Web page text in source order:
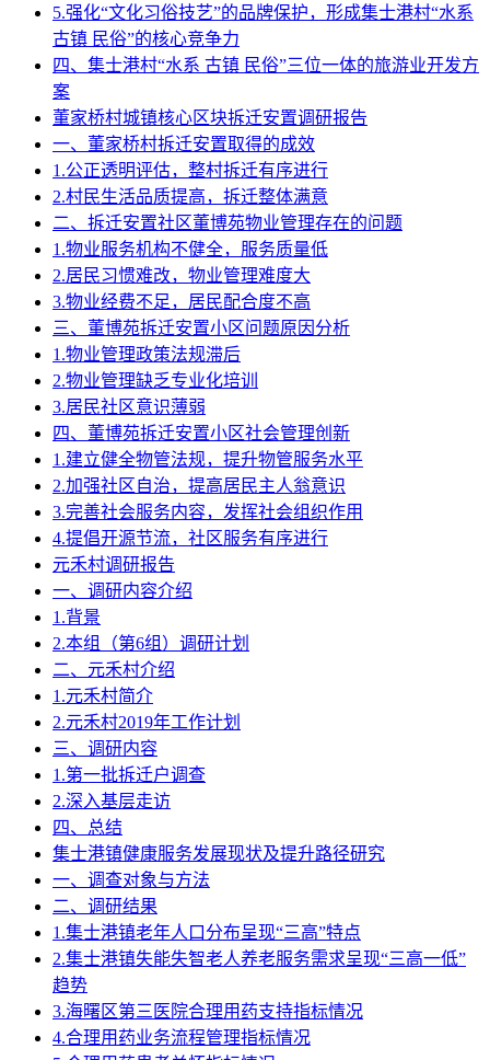
5.强化“文化习俗技艺”的品牌保护，形成集士港村“水系
古镇 民俗”的核心竞争力
四、集士港村“水系 古镇 民俗”三位一体的旅游业开发方
案
董家桥村城镇核心区块拆迁安置调研报告
一、董家桥村拆迁安置取得的成效
1.公正透明评估，整村拆迁有序进行
2.村民生活品质提高，拆迁整体满意
二、拆迁安置社区董博苑物业管理存在的问题
1.物业服务机构不健全，服务质量低
2.居民习惯难改，物业管理难度大
3.物业经费不足，居民配合度不高
三、董博苑拆迁安置小区问题原因分析
1.物业管理政策法规滞后
2.物业管理缺乏专业化培训
3.居民社区意识薄弱
四、董博苑拆迁安置小区社会管理创新
1.建立健全物管法规，提升物管服务水平
2.加强社区自治，提高居民主人翁意识
3.完善社会服务内容，发挥社会组织作用
4.提倡开源节流，社区服务有序进行
元禾村调研报告
一、调研内容介绍
1.背景
2.本组（第6组）调研计划
二、元禾村介绍
1.元禾村简介
2.元禾村2019年工作计划
三、调研内容
1.第一批拆迁户调查
2.深入基层走访
四、总结
集士港镇健康服务发展现状及提升路径研究
一、调查对象与方法
二、调研结果
1.集士港镇老年人口分布呈现“三高”特点
2.集士港镇失能失智老人养老服务需求呈现“三高一低”
趋势
3.海曙区第三医院合理用药支持指标情况
4.合理用药业务流程管理指标情况